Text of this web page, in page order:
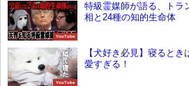
YouTube
特級霊媒師が語る、トラ
相と24種の知的生命体
YouTube
【犬好き必見】寝ると
愛すぎる！